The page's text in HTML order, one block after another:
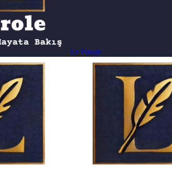
Le Parole